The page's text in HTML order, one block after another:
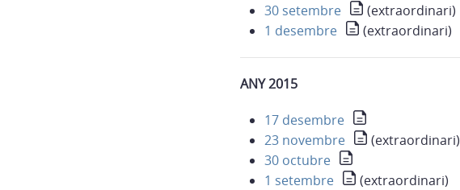
30 setembre
(extraordinari)
1 desembre
(extraordinari)
ANY 2015
17 desembre
23 novembre
(extraordinari)
30 octubre
1 setembre
(extraordinari)